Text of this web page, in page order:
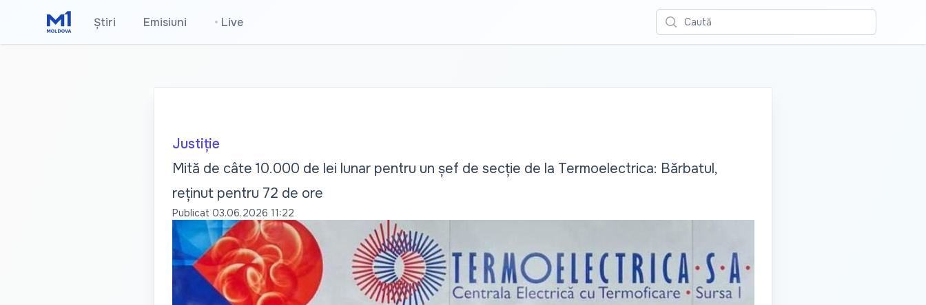
Știri Emisiuni • Live Caută
Justiție
Mită de câte 10.000 de lei lunar pentru un șef de secție de la Termoelectrica: Bărbatul,
reținut pentru 72 de ore
Publicat 03.06.2026 11:22